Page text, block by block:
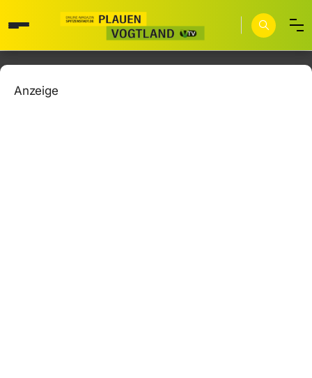
Anzeige